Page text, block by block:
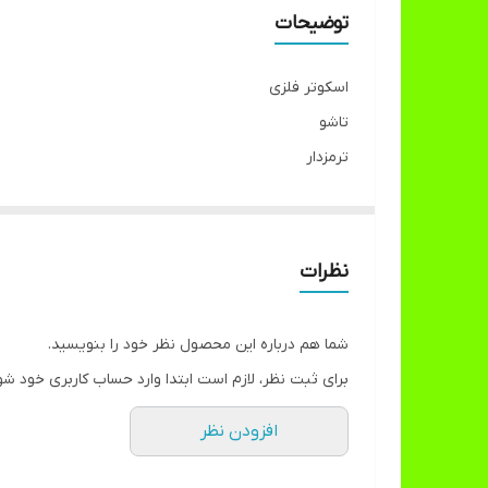
توضیحات
اسکوتر فلزی
تاشو
ترمزدار
چراغدار بودن در تنوع رنگی قابل انتخاب میباشد
نظرات
شما هم درباره این محصول نظر خود را بنویسید.
برای ثبت نظر، لازم است ابتدا وارد حساب کاربری خود
افزودن نظر